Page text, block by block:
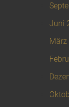
Juni
März